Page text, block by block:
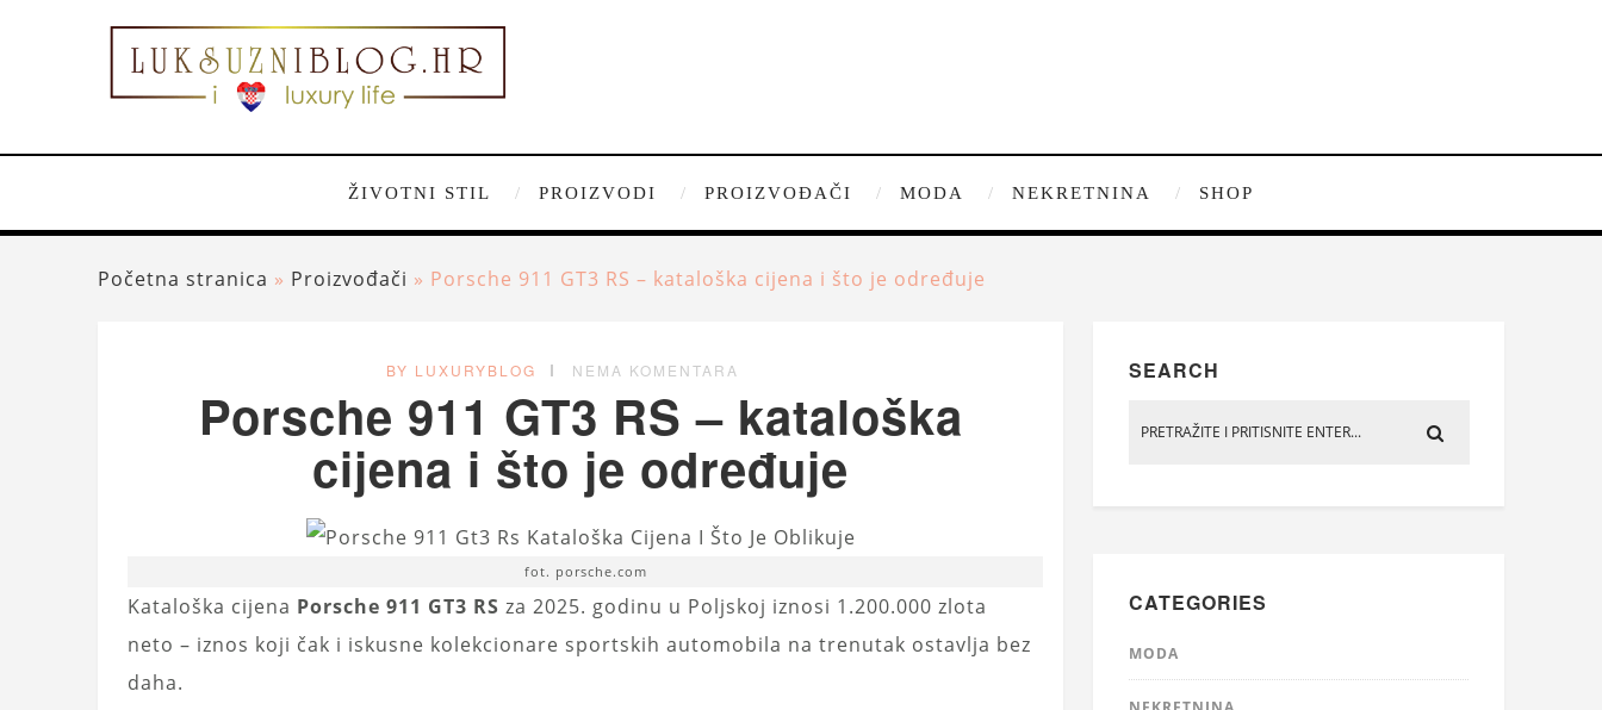
ŽIVOTNI STIL PROIZVODI PROIZVOĐAČI MODA NEKRETNINA SHOP
Početna stranica » Proizvođači » Porsche 911 GT3 RS – kataloška cijena i što je određuje
BY LUXURYBLOG NEMA KOMENTARA
Porsche 911 GT3 RS – kataloška
cijena i što je određuje
fot. porsche.com
Kataloška cijena Porsche 911 GT3 RS za 2025. godinu u Poljskoj iznosi 1.200.000 zlota
neto – iznos koji čak i iskusne kolekcionare sportskih automobila na trenutak ostavlja bez
daha.
SEARCH
CATEGORIES
MODA